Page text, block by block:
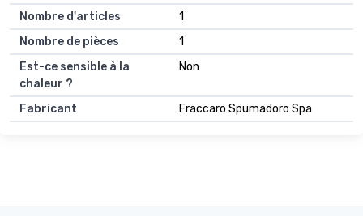
Nombre d'articles
1
Nombre de pièces
1
Est-ce sensible à la
chaleur ?
Non
Fabricant Fraccaro Spumadoro Spa